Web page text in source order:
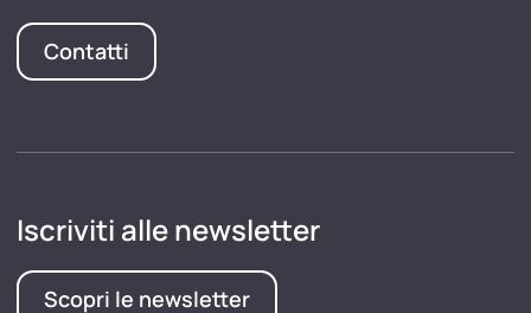
Contatti
Iscriviti alle newsletter
Scopri le newsletter